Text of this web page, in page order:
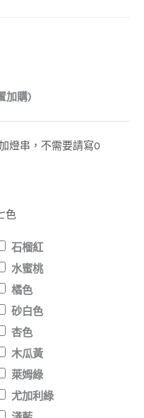
加購)
燈串，不需要請寫0
色
石榴紅
水蜜桃
橘色
砂白色
杏色
木瓜黃
萊姆綠
尤加利綠